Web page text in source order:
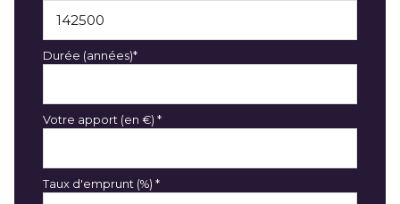
Durée (années)*
Votre apport (en €) *
Taux d'emprunt (%) *